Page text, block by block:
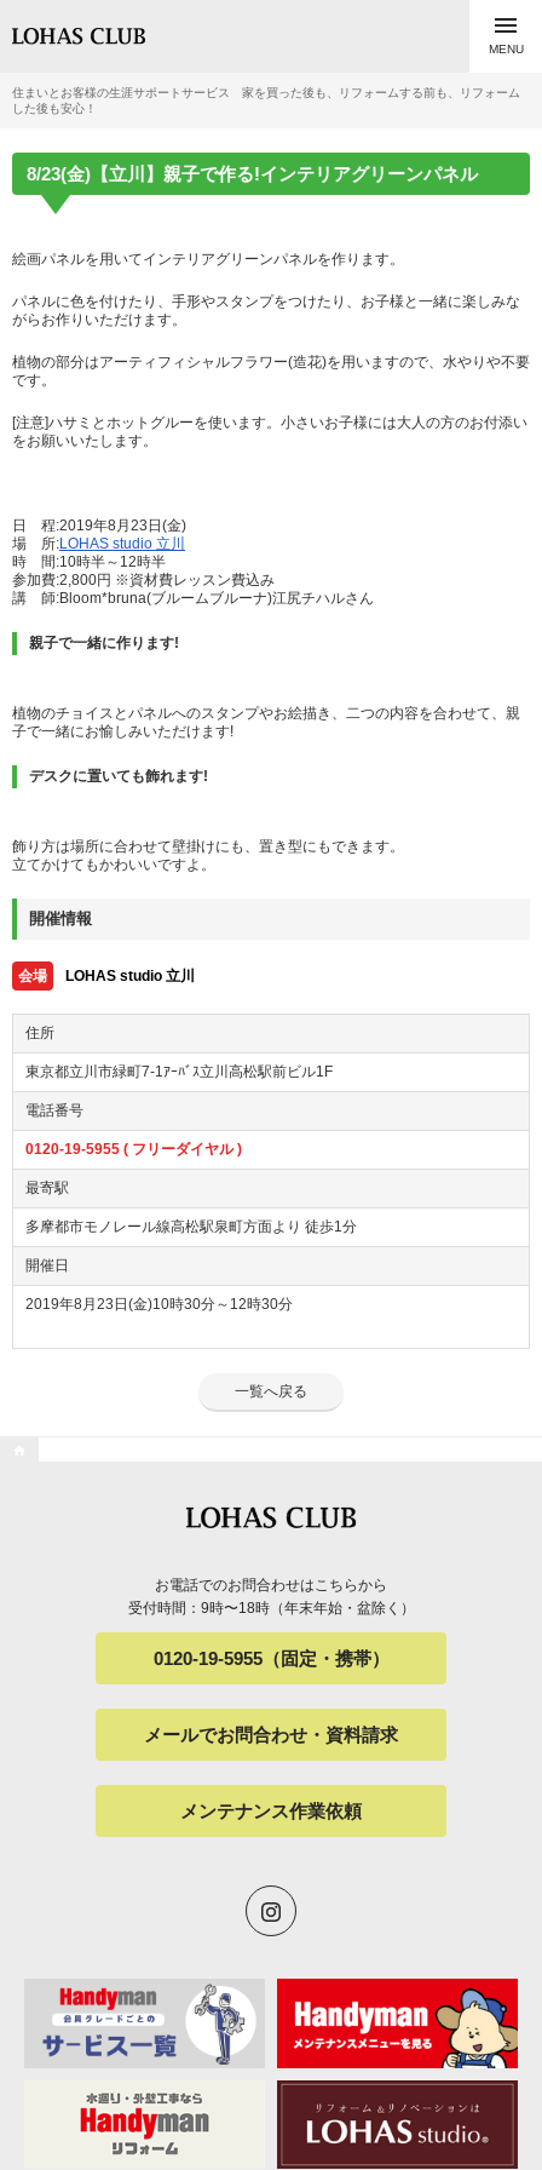

MENU
住まいとお客様の生涯サポートサービス 家を買った後も、リフォームする前も、リフォーム
した後も安心！
8/23(金)【立川】親子で作る!インテリアグリーンパネル
絵画パネルを用いてインテリアグリーンパネルを作ります。
パネルに色を付けたり、手形やスタンプをつけたり、お子様と一緒に楽しみな
がらお作りいただけます。
植物の部分はアーティフィシャルフラワー(造花)を用いますので、水やりや不要
です。
[注意]ハサミとホットグルーを使います。小さいお子様には大人の方のお付添い
をお願いいたします。
日 程:2019年8月23日(金)
場 所:LOHAS studio 立川
時 間:10時半～12時半
参加費:2,800円 ※資材費レッスン費込み
講 師:Bloom*bruna(ブルームブルーナ)江尻チハルさん
親子で一緒に作ります!
植物のチョイスとパネルへのスタンプやお絵描き、二つの内容を合わせて、親
子で一緒にお愉しみいただけます!
デスクに置いても飾れます!
飾り方は場所に合わせて壁掛けにも、置き型にもできます。
立てかけてもかわいいですよ。
開催情報
会場 LOHAS studio 立川
住所
東京都立川市緑町7-1ｱｰﾊﾞｽ立川高松駅前ビル1F
電話番号
0120-19-5955 ( フリーダイヤル )
最寄駅
多摩都市モノレール線高松駅泉町方面より 徒歩1分
開催日
2019年8月23日(金)10時30分～12時30分
一覧へ戻る
お電話でのお問合わせはこちらから
受付時間：9時〜18時（年末年始・盆除く）
0120-19-5955（固定・携帯）
メールでお問合わせ・資料請求
メンテナンス作業依頼